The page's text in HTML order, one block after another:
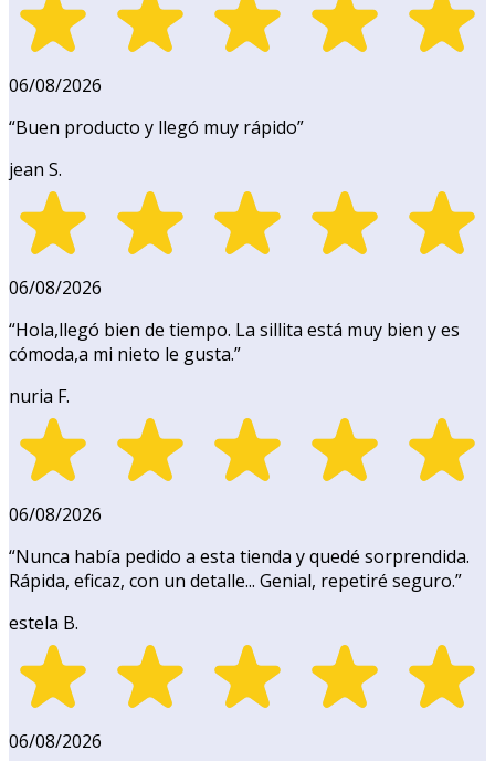
06/08/2026
“Buen producto y llegó muy rápido”
jean S.
06/08/2026
“Hola,llegó bien de tiempo. La sillita está muy bien y es
cómoda,a mi nieto le gusta.”
nuria F.
06/08/2026
“Nunca había pedido a esta tienda y quedé sorprendida.
Rápida, eficaz, con un detalle... Genial, repetiré seguro.”
estela B.
06/08/2026